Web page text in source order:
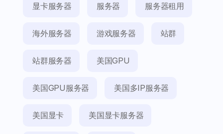
显卡服务器 服务器 服务器租用
海外服务器 游戏服务器 站群
站群服务器 美国GPU
美国GPU服务器 美国多IP服务器
美国显卡 美国显卡服务器